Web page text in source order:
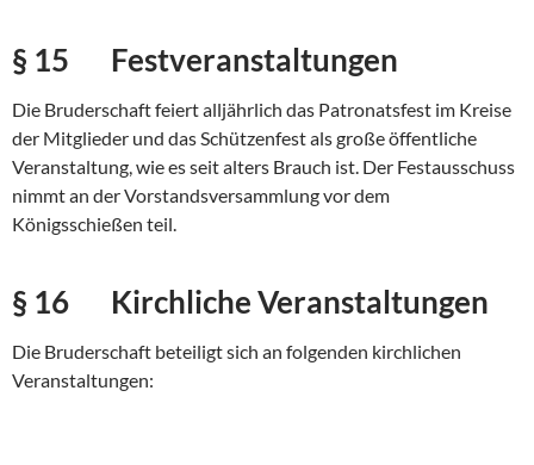
§ 15 Festveranstaltungen
Die Bruderschaft feiert alljährlich das Patronatsfest im Kreise
der Mitglieder und das Schützenfest als große öffentliche
Veranstaltung, wie es seit alters Brauch ist. Der Festausschuss
nimmt an der Vorstandsversammlung vor dem
Königsschießen teil.
§ 16 Kirchliche Veranstaltungen
Die Bruderschaft beteiligt sich an folgenden kirchlichen
Veranstaltungen: